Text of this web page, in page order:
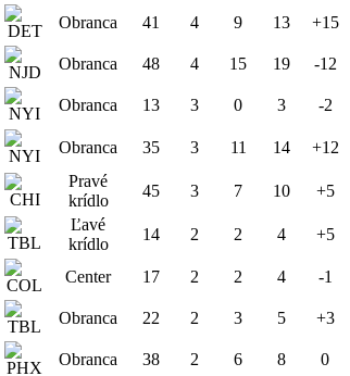
Obranca 41 4 9 13 +15
Obranca 48 4 15 19 -12
Obranca 13 3 0 3 -2
Obranca 35 3 11 14 +12
Pravé
krídlo
45 3 7 10 +5
Ľavé
krídlo
14 2 2 4 +5
Center 17 2 2 4 -1
Obranca 22 2 3 5 +3
Obranca 38 2 6 8 0